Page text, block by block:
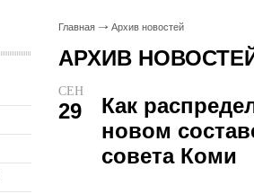
Главная Архив новостей
АРХИВ
СЕН
29
Как
новом
совета Коми